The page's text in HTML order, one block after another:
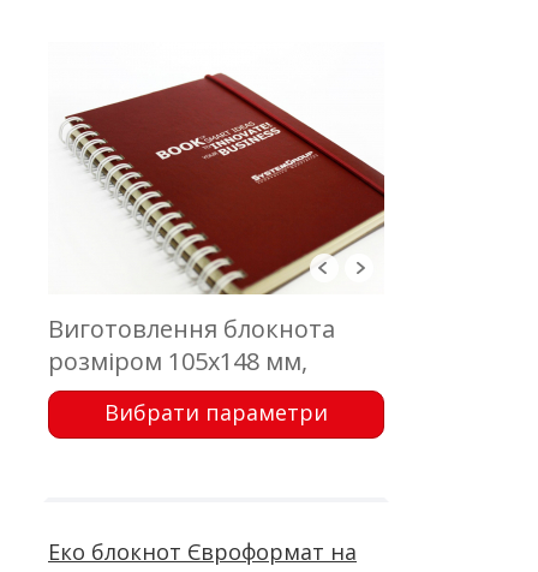
Виготовлення блокнота
розміром 105х148 мм,
обкладинка - еко картон з
друком; блок 50 аркушів,
Вибрати параметри
Еко блокнот Євроформат на